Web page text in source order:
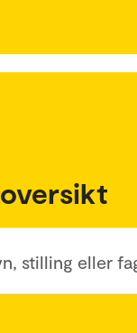
stilling eller